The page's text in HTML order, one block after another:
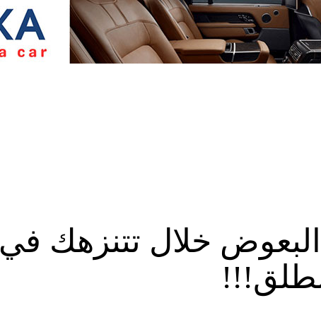
خلال تتنزهك في